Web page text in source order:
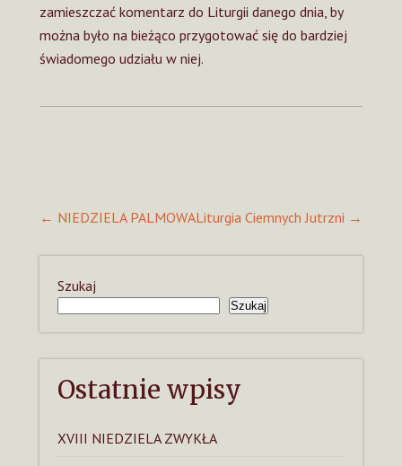
zamieszczać komentarz do Liturgii danego dnia, by
można było na bieżąco przygotować się do bardziej
świadomego udziału w niej.
navigation
← NIEDZIELA PALMOWALiturgia Ciemnych Jutrzni →
Szukaj
Szukaj
Ostatnie wpisy
XVIII NIEDZIELA ZWYKŁA